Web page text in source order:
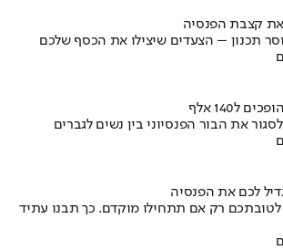
קצבת הפנסיה
תכנון – הצעדים שיצילו את הכסף שלכם
את הבור הפנסיוני בין נשים לגברים
לכם את הפנסיה
לטובתכם רק אם תתחילו מוקדם. כך תבנו עתיד